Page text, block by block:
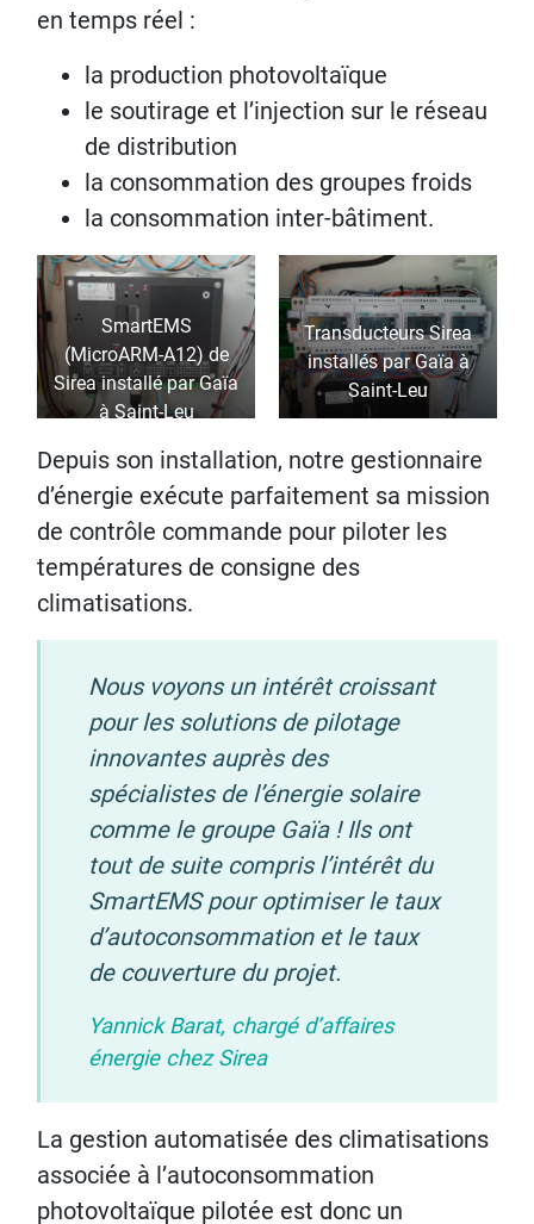
en temps réel :
la production photovoltaïque
le soutirage et l’injection sur le réseau
de distribution
la consommation des groupes froids
la consommation inter-bâtiment.
SmartEMS
(MicroARM-A12) de
Sirea installé par Gaïa
à Saint-Leu
Transducteurs Sirea
installés par Gaïa à
Saint-Leu
Depuis son installation, notre gestionnaire
d’énergie exécute parfaitement sa mission
de contrôle commande pour piloter les
températures de consigne des
climatisations.
Nous voyons un intérêt croissant
pour les solutions de pilotage
innovantes auprès des
spécialistes de l’énergie solaire
comme le groupe Gaïa ! Ils ont
tout de suite compris l’intérêt du
SmartEMS pour optimiser le taux
d’autoconsommation et le taux
de couverture du projet.
Yannick Barat, chargé d’affaires
énergie chez Sirea
La gestion automatisée des climatisations
associée à l’autoconsommation
photovoltaïque pilotée est donc un